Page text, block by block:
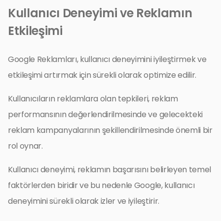
Kullanıcı Deneyimi ve Reklamın
Etkileşimi
Google Reklamları, kullanıcı deneyimini iyileştirmek ve
etkileşimi artırmak için sürekli olarak optimize edilir.
Kullanıcıların reklamlara olan tepkileri, reklam
performansının değerlendirilmesinde ve gelecekteki
reklam kampanyalarının şekillendirilmesinde önemli bir
rol oynar.
Kullanıcı deneyimi, reklamın başarısını belirleyen temel
faktörlerden biridir ve bu nedenle Google, kullanıcı
deneyimini sürekli olarak izler ve iyileştirir.